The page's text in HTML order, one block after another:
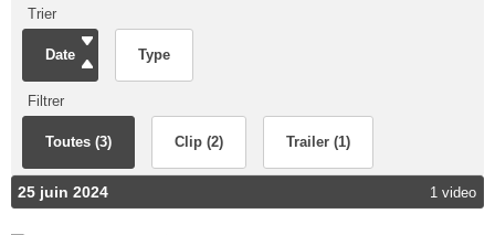
Trier
Date Type
Filtrer
Toutes (3) Clip (2) Trailer (1)
25 juin 2024 1 video